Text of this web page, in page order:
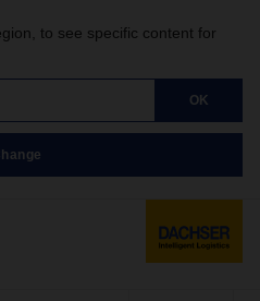
to see specific content for
OK